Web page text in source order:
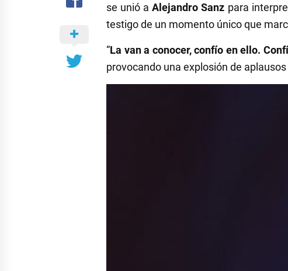
se unió aAlejandro Sanz para
testigo de un momento único que
“La van a conocer, confío en ello.
provocando una explosión de